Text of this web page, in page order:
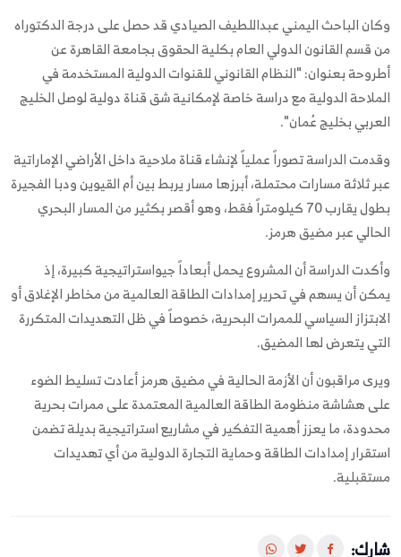
وكان الباحث اليمني عبداللطيف الصيادي قد حصل على درجة الدكتوراه
من قسم القانون الدولي العام بكلية الحقوق بجامعة القاهرة عن
أطروحة بعنوان: "النظام القانوني للقنوات الدولية المستخدمة في
الملاحة الدولية مع دراسة خاصة لإمكانية شق قناة دولية لوصل الخليج
العربي بخليج عُمان".
وقدمت الدراسة تصوراً عملياً لإنشاء قناة ملاحية داخل الأراضي الإماراتية
عبر ثلاثة مسارات محتملة، أبرزها مسار يربط بين أم القيوين ودبا الفجيرة
بطول يقارب 70 كيلومتراً فقط، وهو أقصر بكثير من المسار البحري
الحالي عبر مضيق هرمز.
وأكدت الدراسة أن المشروع يحمل أبعاداً جيواستراتيجية كبيرة، إذ
يمكن أن يسهم في تحرير إمدادات الطاقة العالمية من مخاطر الإغلاق أو
الابتزاز السياسي للممرات البحرية، خصوصاً في ظل التهديدات المتكررة
التي يتعرض لها المضيق.
ويرى مراقبون أن الأزمة الحالية في مضيق هرمز أعادت تسليط الضوء
على هشاشة منظومة الطاقة العالمية المعتمدة على ممرات بحرية
محدودة، ما يعزز أهمية التفكير في مشاريع استراتيجية بديلة تضمن
استقرار إمدادات الطاقة وحماية التجارة الدولية من أي تهديدات
مستقبلية.
شارك: